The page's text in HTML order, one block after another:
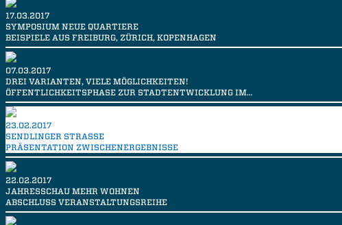
17.03.2017
SYMPOSIUM NEUE QUARTIERE
BEISPIELE AUS FREIBURG, ZÜRICH, KOPENHAGEN
07.03.2017
DREI VARIANTEN, VIELE MÖGLICHKEITEN!
ÖFFENTLICHKEITSPHASE ZUR STADTENTWICKLUNG IM…
23.02.2017
SENDLINGER STRASSE
PRÄSENTATION ZWISCHENERGEBNISSE
22.02.2017
JAHRESSCHAU MEHR WOHNEN
ABSCHLUSS VERANSTALTUNGSREIHE